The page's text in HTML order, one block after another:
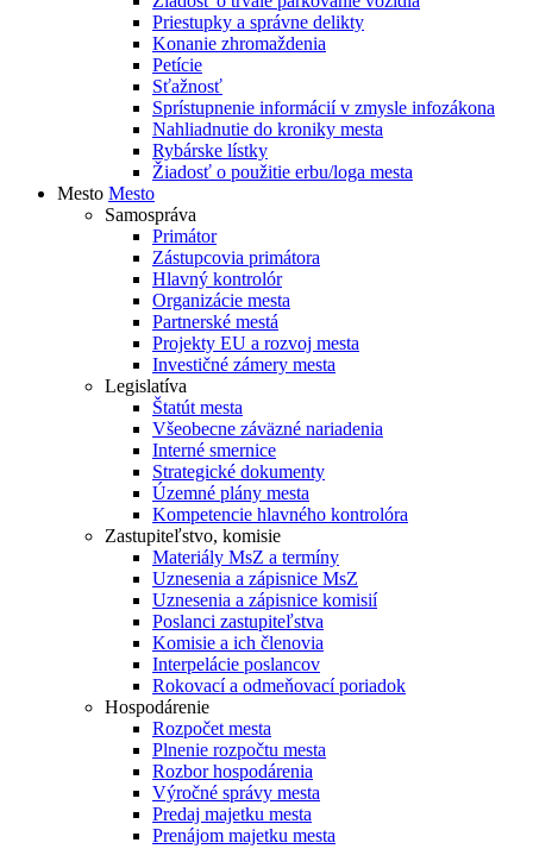
Priestupky a správne delikty
Konanie zhromaždenia
Petície
Sťažnosť
Sprístupnenie informácií v zmysle infozákona
Nahliadnutie do kroniky mesta
Rybárske lístky
Žiadosť o použitie erbu/loga mesta
Mesto Mesto
Samospráva
Primátor
Zástupcovia primátora
Hlavný kontrolór
Organizácie mesta
Partnerské mestá
Projekty EU a rozvoj mesta
Investičné zámery mesta
Legislatíva
Štatút mesta
Všeobecne záväzné nariadenia
Interné smernice
Strategické dokumenty
Územné plány mesta
Kompetencie hlavného kontrolóra
Zastupiteľstvo, komisie
Materiály MsZ a termíny
Uznesenia a zápisnice MsZ
Uznesenia a zápisnice komisií
Poslanci zastupiteľstva
Komisie a ich členovia
Interpelácie poslancov
Rokovací a odmeňovací poriadok
Hospodárenie
Rozpočet mesta
Plnenie rozpočtu mesta
Rozbor hospodárenia
Výročné správy mesta
Predaj majetku mesta
Prenájom majetku mesta